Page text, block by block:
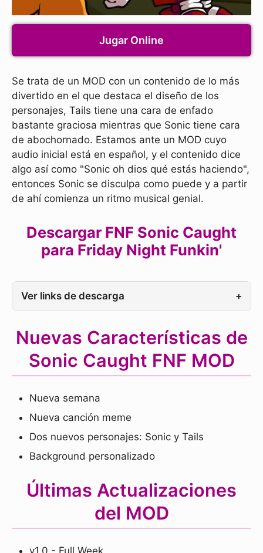
Jugar Online
Se trata de un MOD con un contenido de lo más
divertido en el que destaca el diseño de los
personajes, Tails tiene una cara de enfado
bastante graciosa mientras que Sonic tiene cara
de abochornado. Estamos ante un MOD cuyo
audio inicial está en español, y el contenido dice
algo así como "Sonic oh dios qué estás haciendo",
entonces Sonic se disculpa como puede y a partir
de ahí comienza un ritmo musical genial.
Descargar FNF Sonic Caught
para Friday Night Funkin'
Ver links de descarga +
Nuevas Características de
Sonic Caught FNF MOD
Nueva semana
Nueva canción meme
Dos nuevos personajes: Sonic y Tails
Background personalizado
Últimas Actualizaciones
del MOD
v1.0 - Full Week